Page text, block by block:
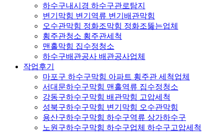
하수구내시경 하수구관로탐지
변기막힘 변기역류 변기배관막힘
오수관막힘 정화조막힘 정화조뚫는업체
횡주관청소 횡주관세척
맨홀막힘 집수정청소
하수구배관공사 배관공사업체
작업후기
마포구 하수구막힘 아파트 횡주관 세척업체
서대문하수구막힘 맨홀역류 집수정청소
강동구하수구막힘 배관막힘 고압세척
성북구하수구막힘 변기막힘 오수관막힘
용산구하수구막힘 하수구역류 상가하수구
노원구하수구막힘 하수구업체 하수구고압세척